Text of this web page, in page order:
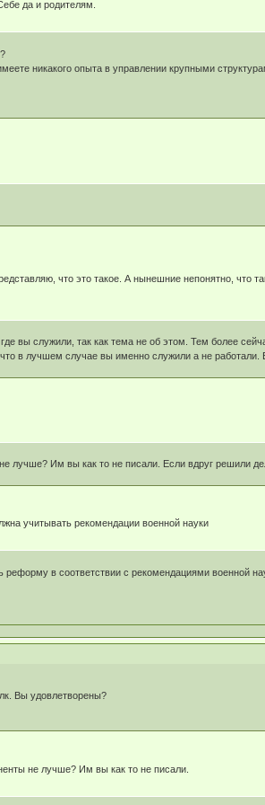
да и родителям.
никакого опыта в управлении крупными
что это такое. А нынешние непонятно, что
вы служили, так как тема не об этом. Тем более
в лучшем случае вы именно служили а не
лучше? Им вы как то не писали. Если вдруг решили
учитывать рекомендации военной науки
в соответствии с рекомендациями военной
Вы удовлетворены?
не лучше? Им вы как то не писали.